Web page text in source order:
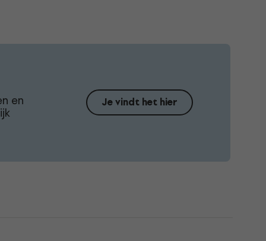
en Je vindt het hier